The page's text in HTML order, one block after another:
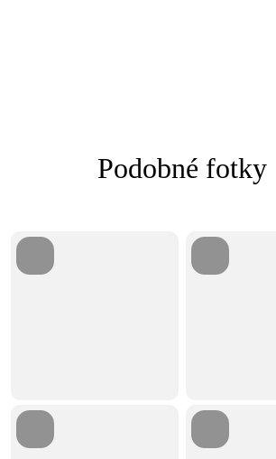
Podobné fotky